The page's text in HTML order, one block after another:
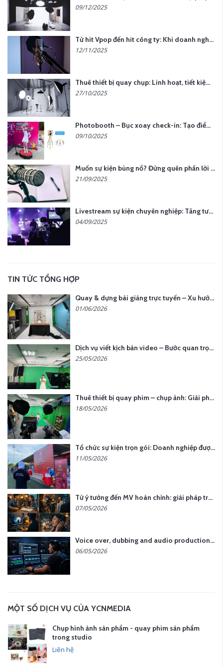
09/12/2025
Từ hit Vpop đến hit công ty: Khi doanh nghiệp muốn tạo dấu ấn với lời hát riêng
12/11/2025
Thuê thiết bị quay chụp: Linh hoạt, tiết kiệm, hiệu quả
27/10/2025
Photobooth – Bục xoay check-in: Tạo điểm nhấn cho sự kiện của bạn
09/10/2025
Muốn sự kiện bùng nổ? Đừng quên phần lời hát đậm chất riêng
21/09/2025
Livestream sự kiện chuyên nghiệp: Tăng tương tác, nâng tầm thương hiệu
04/09/2025
TIN TỨC TỔNG HỢP
Quay & dựng bài giảng trực tuyến – Xu hướng đào tạo thời đại số
01/06/2026
Dịch vụ viết kịch bản video – Bước quan trọng quyết định thành công nội dung
25/05/2026
Thuê thiết bị quay phim – chụp ảnh: Giải pháp tối ưu chi phí cho doanh nghiệp
18/05/2026
Tổ chức sự kiện trọn gói: Doanh nghiệp được gì khi chọn đơn vị chuyên nghiệp?
11/05/2026
Từ ý tưởng đến MV hoàn chỉnh: giải pháp trọn gói tại YCN Media
07/05/2026
Voice over, dubbing and audio production services in Vietnam for global content
06/05/2026
MỘT SỐ DỊCH VỤ CỦA YCNMEDIA
Chụp hình ảnh sản phẩm - quay phim sản phẩm
trong studio
Liên hệ